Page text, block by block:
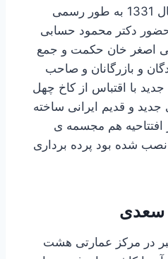
قدیمی ساخته شد و در سال 1331 به طور رسمی
حضور دکتر محمود حسابی
اصغر خان حکمت و جمع
و بازرگانان و صاحب
با اقتباس از کاخ چهل
و قدیم ایرانی ساخته
هم مجسمه ی
نصب شده بود پرده برداری
سعدی
در مرکز عمارتی هشت